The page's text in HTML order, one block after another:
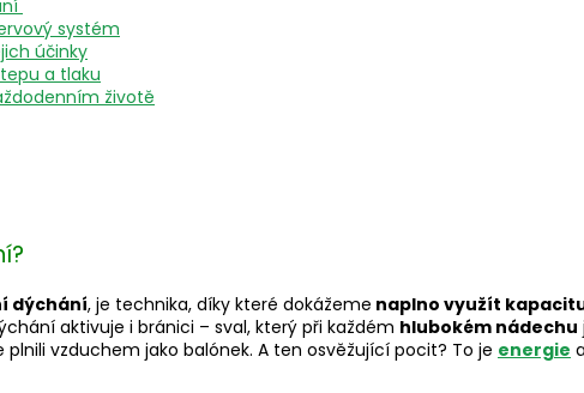
systém
účinky
a tlaku
životě
dýchání, je technika, díky které dokážeme naplno využít
aktivuje i bránici – sval, který při každém hlubokém nádechu
vzduchem jako balónek. A ten osvěžující pocit? To je energie